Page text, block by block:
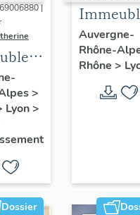
|
>
Lyon>
du
Saint-
Auvergne-
Rhône-
Rhône >
Dossier